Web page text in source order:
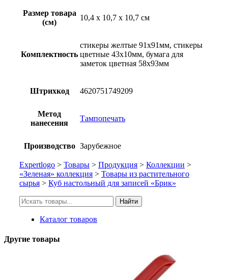
Размер товара
(см)
10,4 х 10,7 х 10,7 см
Комплектность
стикеры желтые 91х91мм, стикеры
цветные 43х10мм, бумага для
заметок цветная 58х93мм
Штрихкод 4620751749209
Метод
нанесения
Тампопечать
Производство Зарубежное
Expertlogo > Товары > Продукция > Коллекции >
«Зеленая» коллекция > Товары из растительного
сырья > Куб настольный для записей «Брик»
Искать:
Найти
Каталог товаров
Другие товары